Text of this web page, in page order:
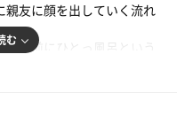
とメンテ後のストーブのパ
が、目の前にも爆食王が
親友に顔を出していく流れ
む前にひとっ風呂という
セット目の休憩でデッキ
む